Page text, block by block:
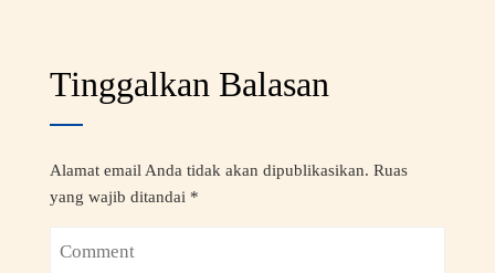
Tinggalkan Balasan
Alamat email Anda tidak akan dipublikasikan. Ruas
yang wajib ditandai *